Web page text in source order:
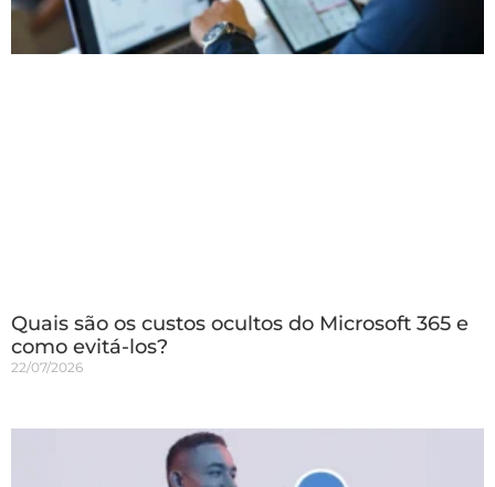
Quais são os custos ocultos do Microsoft 365 e
como evitá-los?
22/07/2026